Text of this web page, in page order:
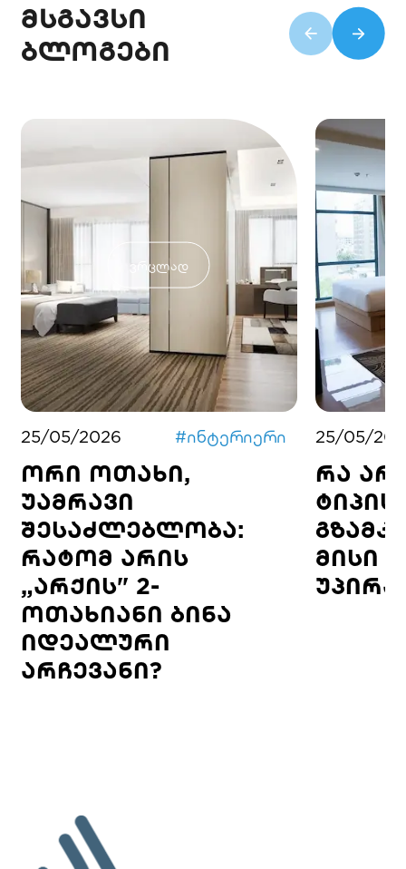
მსგავსი
ბლოგები
ვრცლად
25/05/2026 #ინტერიერი
ორი ოთახი,
უამრავი
შესაძლებლობა:
რატომ არის
„არქის" 2-
ოთახიანი ბინა
იდეალური
არჩევანი?
25/05/
რა
ტიპის
მისი